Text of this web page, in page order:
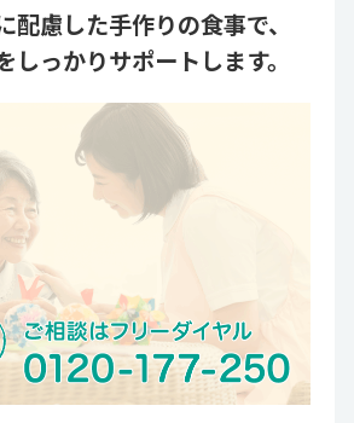
配慮した手作りの食事で、
しっかりサポートします。